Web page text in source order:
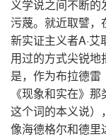
义学说之间不断
污蔑。就近取譬
新实证主义者A·
用过的方式尖锐地
是，作为布拉德
《现象和实在》
这个词的本义说）
像海德格尔和德里